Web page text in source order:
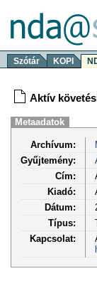
Szótár KOPI
Aktív
Metaadatok
Archívum:
Gyűjtemény:
Cím:
Kiadó:
Dátum:
Típus:
Kapcsolat: